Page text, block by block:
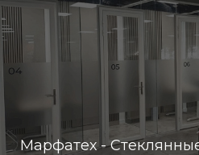
Марфатех -